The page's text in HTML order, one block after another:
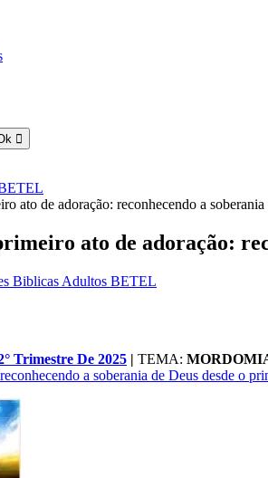
ato de adoração: reconhecendo a
ato de adoração:
Biblicas Adultos BETEL
Trimestre De 2025 | TEMA:
a soberania de Deus desde o